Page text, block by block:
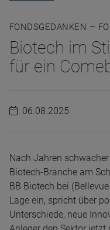
FONDSGEDANKEN –
Biotech im
für ein
06.08.2025
Nach Jahren
Biotech-Branche am
BB Biotech bei
Lage ein, spricht über
Unterschiede, neue